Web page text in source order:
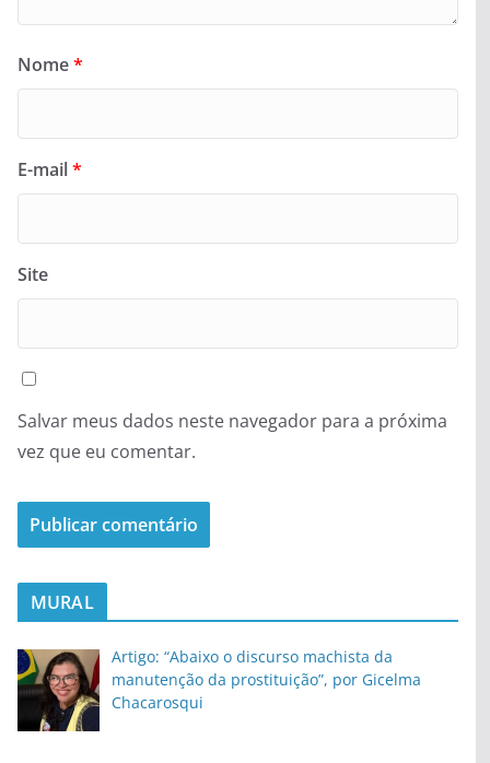
Nome*
E-mail*
Site
Salvar meus dados neste navegador para a próxima
vez que eu comentar.
MURAL
Artigo: “Abaixo o discurso machista da
manutenção da prostituição”, por Gicelma
Chacarosqui